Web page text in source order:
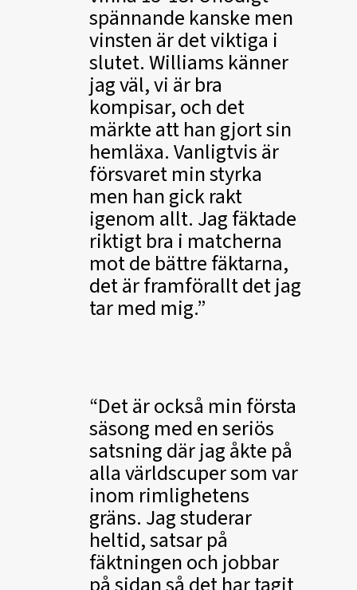
spännande kanske men
vinsten är det viktiga i
slutet. Williams känner
jag väl, vi är bra
kompisar, och det
märkte att han gjort sin
hemläxa. Vanligtvis är
försvaret min styrka
men han gick rakt
igenom allt. Jag fäktade
riktigt bra i matcherna
mot de bättre fäktarna,
det är framförallt det jag
tar med mig.
Det är också min första
säsong med en seriös
satsning där jag åkte på
alla världscuper som var
inom rimlighetens
gräns. Jag studerar
heltid, satsar på
fäktningen och jobbar